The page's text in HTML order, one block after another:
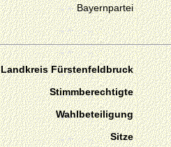
Bayernpartei
Landkreis Fürstenfeldbruck
Stimmberechtigte
Wahlbeteiligung
Sitze